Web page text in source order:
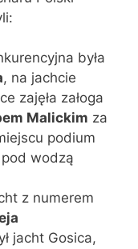
była
, na jachcie
zajęła załoga
Malickim za
podium
pod wodzą
z numerem
jacht Gosica,